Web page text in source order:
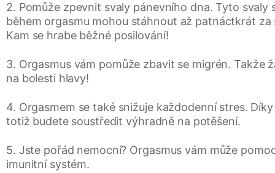
2. Pomůže zpevnit svaly pánevního dna. Tyto svaly
během orgasmu mohou stáhnout až patnáctkrát za
Kam se hrabe běžné posilování!
3. Orgasmus vám pomůže zbavit se migrén. Takže
na bolesti hlavy!
4. Orgasmem se také snižuje každodenní stres.
totiž budete soustředit výhradně na potěšení.
5. Jste pořád nemocní? Orgasmus vám může
imunitní systém.